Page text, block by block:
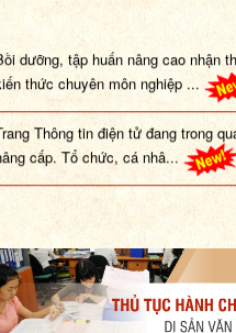
thức chuyên môn nghiệp ...
Trang Thông tin điện tử đang trong
cấp. Tổ chức, cá nhâ...